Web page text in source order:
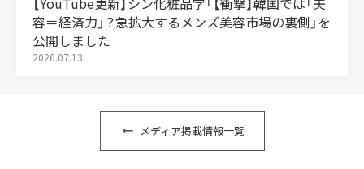
容＝経済力」？急拡大するメンズ美容市場の裏側」を
公開しました
2026.07.13
メディア掲載情報一覧